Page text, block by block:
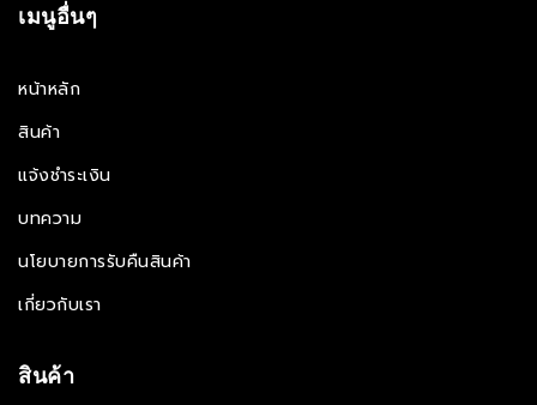
เมนูอื่นๆ
หน้าหลัก
สินค้า
แจ้งชำระเงิน
บทความ
นโยบายการรับคืนสินค้า
เกี่ยวกับเรา
สินค้า